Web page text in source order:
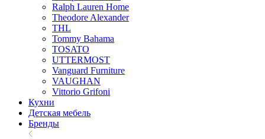
Ralph Lauren Home
Theodore Alexander
THL
Tommy Bahama
TOSATO
UTTERMOST
Vanguard Furniture
VAUGHAN
Vittorio Grifoni
Кухни
Детская мебель
Бренды